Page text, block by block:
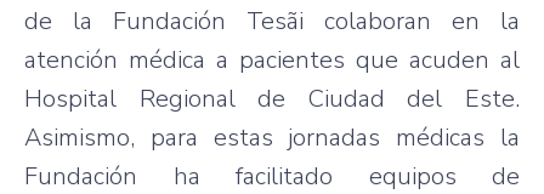
de la Fundación Tesãi colaboran en la
atención médica a pacientes que acuden al
Hospital Regional de Ciudad del Este.
Asimismo, para estas jornadas médicas la
Fundación ha facilitado equipos de